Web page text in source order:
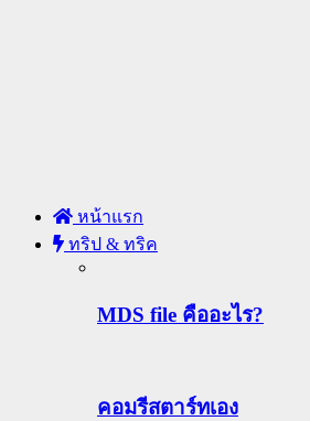
หน้าแรก
ทริป & ทริค
MDS file คืออะไร?
คอมรีสตาร์ทเอง